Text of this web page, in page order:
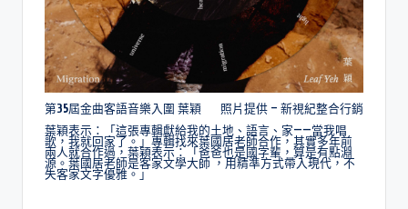
第35屆金曲客語音樂入圍 葉穎 照片提供 – 新視紀整合行銷
葉穎表示：「這張專輯獻給我的土地、語言、家——當我唱
歌，我就回家了。」專輯找來葉國居老師合作，其實多年前
兩人就合作過，葉穎表示：「爸爸也是國字輩，算是有點淵
源。葉國居老師是客家文學大師 ，用精準方式帶入現代，不
失客家文字優雅。」